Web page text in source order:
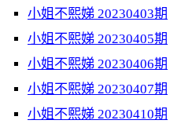
小姐不熙娣 20230403期
小姐不熙娣 20230405期
小姐不熙娣 20230406期
小姐不熙娣 20230407期
小姐不熙娣 20230410期